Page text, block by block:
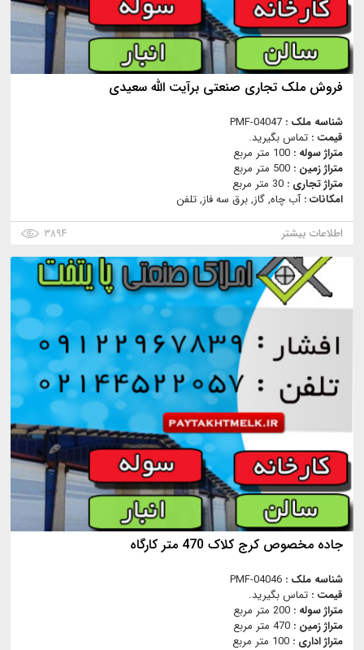
فروش ملک تجاری صنعتی برآیت الله سعیدی
شناسه ملک : PMF-04047
قیمت : تماس بگیرید.
متراژ سوله : 100 متر مربع
متراژ زمین : 500 متر مربع
متراژ تجاری : 30 متر مربع
امکانات :آب چاه, گاز, برق سه فاز, تلفن
اطلاعات بیشتر
۳۸۹۴
جاده مخصوص کرج کلاک 470 متر کارگاه
شناسه ملک : PMF-04046
قیمت : تماس بگیرید.
متراژ سوله : 200 متر مربع
متراژ زمین : 470 متر مربع
متراژ اداری : 100 متر مربع